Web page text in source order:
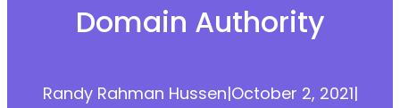
Domain Authority
Randy Rahman Hussen|October 2, 2021|